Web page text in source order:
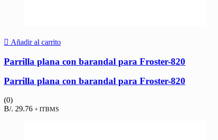
Añadir al carrito
Parrilla plana con barandal para Froster-820
Parrilla plana con barandal para Froster-820
(0)
B/. 29.76 + ITBMS